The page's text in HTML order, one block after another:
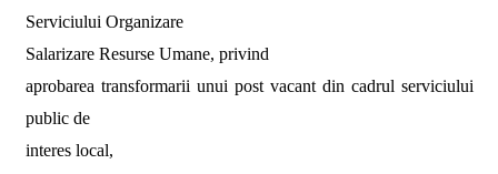
Serviciului Organizare
Salarizare Resurse Umane, privind
aprobarea transformarii unui post vacant din cadrul serviciului
public de
interes local,